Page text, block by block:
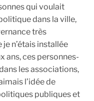
qui voulait
dans la ville,
très
n’étais installée
ans, ces personnes-
les associations,
l’idée de
publiques et